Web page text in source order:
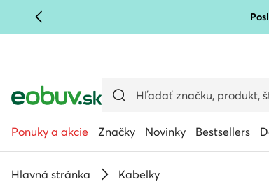
PREJSŤ NA HLAVNÝ OBSAH
Ponuky a akcie Značky Novinky Bestsellers
Hlavná stránka Kabelky